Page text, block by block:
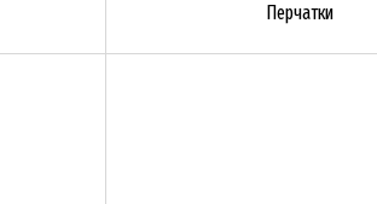
Перчатки